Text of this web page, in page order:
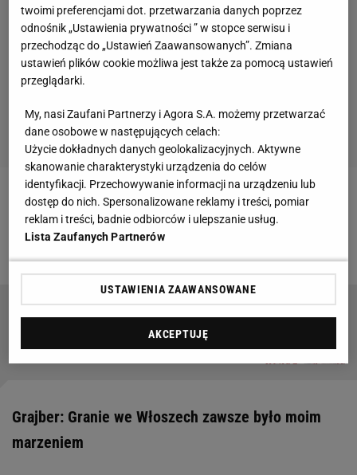
Zobacz wideoGrbić nie obiecuje zwycięstwa nawet
w meczu towarzyskim. „A co dopiero mówić o Lidze
Nikola Grbić z pierwszą taką przemową.
Mistrzowie Europy złamali Polskę
SUBSKRYPCJA
Grajber: Granie we Włoszech zawsze było moim
marzeniem
twoimi preferencjami dot. przetwarzania danych poprzez
odnośnik „Ustawienia prywatności ” w stopce serwisu i
przechodząc do „Ustawień Zaawansowanych”. Zmiana
ustawień plików cookie możliwa jest także za pomocą ustawień
przeglądarki.
My, nasi Zaufani Partnerzy i Agora S.A. możemy przetwarzać
dane osobowe w następujących celach:
Użycie dokładnych danych geolokalizacyjnych. Aktywne
skanowanie charakterystyki urządzenia do celów
identyfikacji. Przechowywanie informacji na urządzeniu lub
dostęp do nich. Spersonalizowane reklamy i treści, pomiar
reklam i treści, badnie odbiorców i ulepszanie usług.
Lista Zaufanych Partnerów
USTAWIENIA ZAAWANSOWANE
AKCEPTUJĘ